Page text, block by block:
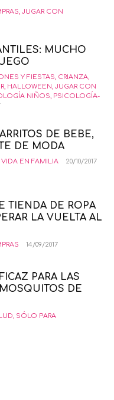
, JUGAR CON
MUCHO
Y FIESTAS, CRIANZA,
, HALLOWEEN, JUGAR CON
NIÑOS, PSICOLOGÍA-
DE BEBE,
DE MODA
VIDA EN FAMILIA 20/10/2017
TIENDA DE ROPA
LA VUELTA AL
14/09/2017
PARA LAS
DE
, SÓLO PARA